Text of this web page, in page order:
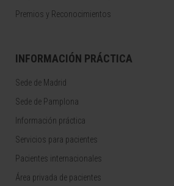
Premios y Reconocimientos
INFORMACIÓN PRÁCTICA
Sede de Madrid
Sede de Pamplona
Información práctica
Servicios para pacientes
Pacientes internacionales
Área privada de pacientes